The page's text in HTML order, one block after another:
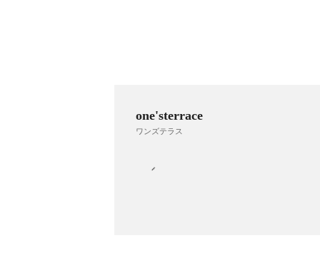
one'sterrace
ワンズテラス